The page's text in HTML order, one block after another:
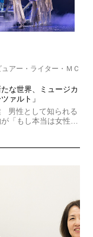
アー・ライター・ＭＣ
な世界、ミュージカ
ァルト」
男性として知られる
が「もし本当は女性…